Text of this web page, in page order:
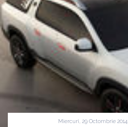
Miercuri, 29 Octombrie 2014 |